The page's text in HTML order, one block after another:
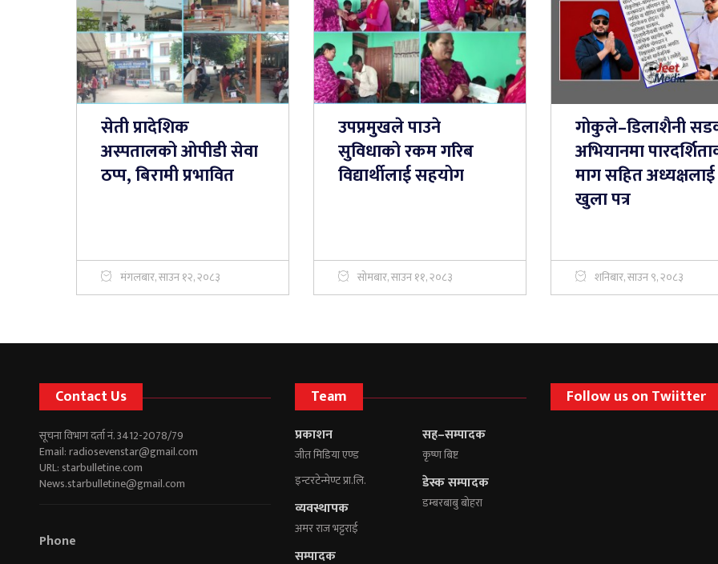
सेती प्रादेशिक
अस्पतालको ओपीडी सेवा
ठप्प, बिरामी प्रभावित
मंगलबार, साउन १२, २०८३
उपप्रमुखले पाउने
सुविधाको रकम गरिब
विद्यार्थीलाई सहयोग
सोमबार, साउन ११, २०८३
गोकुले–डिलाशैनी
अभियानमा
माग सहित अध्यक्षलाई
खुला पत्र
शनिबार, साउन ९, २०८३
Contact Us
सूचना विभाग दर्ता नं. 3412-2078/79
Email:radiosevenstar@gmail.com
URL: starbulletine.com
News.starbulletine@gmail.com
Phone
Team
प्रकाशन
जीत मिडिया एण्ड
इन्टरटेन्मेण्ट प्रा.लि.
व्यवस्थापक
अमर राज भट्टराई
सम्पादक
सह–सम्पादक
कृष्ण बिष्ट
डेस्क सम्पादक
डम्बरबाबु बोहरा
Follow us on Twiitter